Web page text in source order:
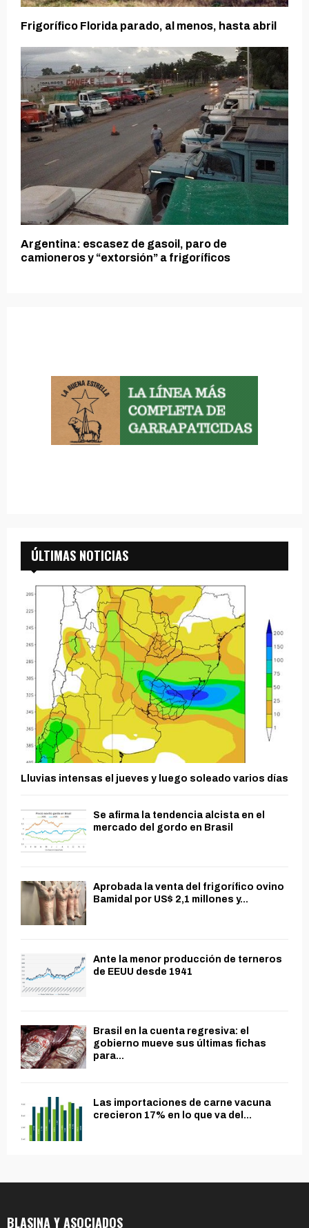
Frigorífico Florida parado, al menos, hasta abril
Argentina: escasez de gasoil, paro de
camioneros y “extorsión” a frigoríficos
ÚLTIMAS NOTICIAS
Lluvias intensas el jueves y luego soleado varios días
Se afirma la tendencia alcista en el
mercado del gordo en Brasil
Aprobada la venta del frigorífico ovino
Bamidal por US$ 2,1 millones y...
Ante la menor producción de terneros
de EEUU desde 1941
Brasil en la cuenta regresiva: el
gobierno mueve sus últimas fichas
para...
Las importaciones de carne vacuna
crecieron 17% en lo que va del...
BLASINA Y ASOCIADOS